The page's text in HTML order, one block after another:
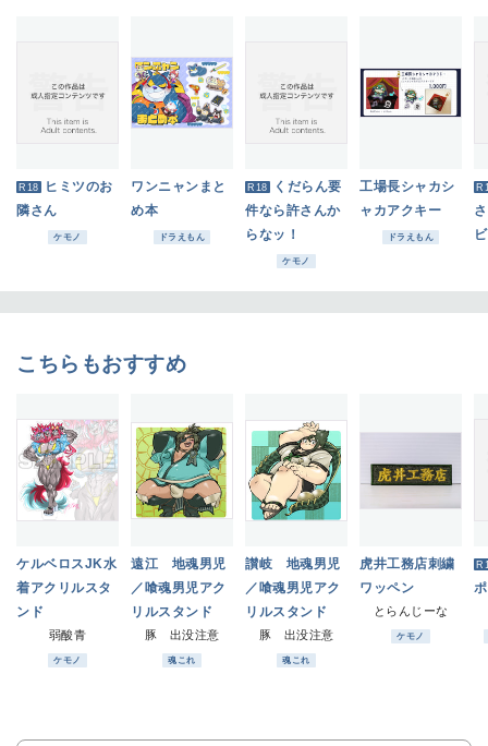
R18 ヒミツのお
隣さん
ケモノ
ワンニャンまと
め本
ドラえもん
R18 くだらん要
件なら許さんか
らなッ！
ケモノ
工場長シャカシ
ャカアクキー
ドラえもん
こちらもおすすめ
ケルベロスJK水
着アクリルスタ
ンド
弱酸青
ケモノ
遠江 地魂男児
／喰魂男児アク
リルスタンド
豚 出没注意
魂これ
讃岐 地魂男児
／喰魂男児アク
リルスタンド
豚 出没注意
魂これ
虎井工務店刺繍
ワッペン
とらんじーな
ケモノ